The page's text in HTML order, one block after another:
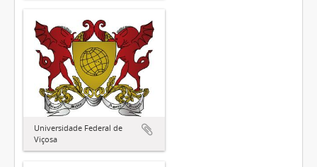
Universidade Federal de
Viçosa